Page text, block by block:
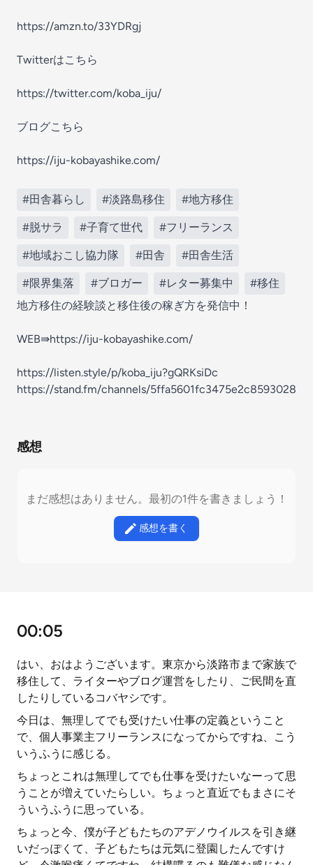
https://amzn.to/33YDRgj
Twitterはこちら
https://twitter.com/koba_iju/
ブログこちら
https://iju-kobayashike.com/
#田舎暮らし #淡路島移住 #地方移住
#脱サラ #子育て世代 #フリーランス
#地域おこし協力隊 #田舎 #田舎生活
#限界集落 #ブロガー #レター募集中
#移住
地方移住の経験談と移住後の稼ぎ方を発信中！
WEB⇛https://iju-kobayashike.com/
https://listen.style/p/koba_iju?gQRKsiDc
https://stand.fm/channels/5ffa5601fc3475e2c8593028
感想
まだ感想はありません。最初の1件を書きましょう！
感想を書く
00:05
はい、おはようございます。東京から淡路市まで家族で
移住して、ライターやブログ運営をしたり、ご民間を直
したりしているコバヤシです。
今日は、無理してでも受けたい仕事の定義ということ
で、個人事業主フリーランスになってからですね、こう
いうふうに感じる。
ちょっとこれは無理してでも仕事を受けたいなーって思
うことが増えていたらしい。ちょっと直近でもまさにそ
ういうふうに思っている。
ちょっと今、僕が子どもたちのアデノウイルスを引き継
いだっぽくて、子どもたちは元気に登園したんですけ